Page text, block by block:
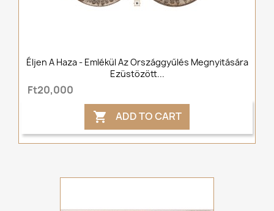
Éljen A Haza - Emlékül Az Országgyűlés Megnyitására
Ezüstözött...
Ft20,000
 ADD TO CART